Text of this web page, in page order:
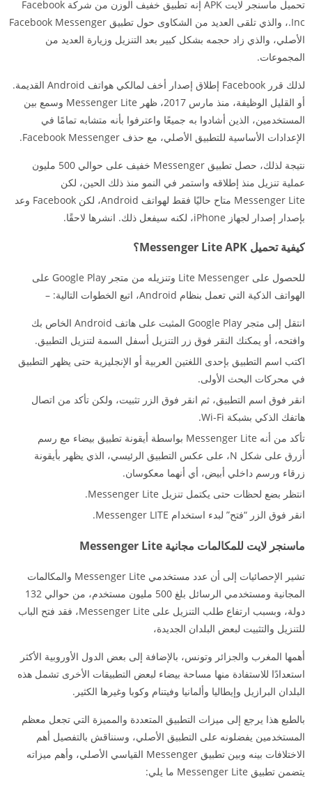
تحميل ماسنجر لايت APK إنه تطبيق خفيف الوزن من شركة Facebook
Inc.، والذي تلقى العديد من الشكاوى حول تطبيق Facebook Messenger
الأصلي، والذي زاد حجمه بشكل كبير بعد التنزيل وزيارة العديد من
المجموعات.
لذلك قرر Facebook إطلاق إصدار أخف لمالكي هواتف Android القديمة.
أو القليل الوظيفة، منذ مارس 2017، ظهر Messenger Lite وسمع بين
المستخدمين، الذين أشادوا به جميعًا واعترفوا بأنه متشابه تمامًا في
الإعدادات الأساسية للتطبيق الأصلي، مع حذف Facebook Messenger.
نتيجة لذلك، حصل تطبيق Messenger خفيف على حوالي 500 مليون
عملية تنزيل منذ إطلاقه واستمر في النمو منذ ذلك الحين، لكن
Messenger Lite متاح حاليًا فقط لهواتف Android، لكن Facebook وعد
بإصدار إصدار لجهاز iPhone، لكنه سيفعل ذلك. انشرها لاحقًا.
كيفية تحميل Messenger Lite APK؟
للحصول على Lite Messenger وتنزيله من متجر Google Play على
الهواتف الذكية التي تعمل بنظام Android، اتبع الخطوات التالية: –
انتقل إلى متجر Google Play المثبت على هاتف Android الخاص بك
وافتحه، أو يمكنك النقر فوق زر التنزيل أسفل السمة لتنزيل التطبيق.
اكتب اسم التطبيق بإحدى اللغتين العربية أو الإنجليزية حتى يظهر التطبيق
في محركات البحث الأولى.
انقر فوق اسم التطبيق، ثم انقر فوق الزر تثبيت، ولكن تأكد من اتصال
هاتفك الذكي بشبكة Wi-Fi.
تأكد من أنه Messenger Lite بواسطة أيقونة تطبيق بيضاء مع رسم
أزرق على شكل N، على عكس التطبيق الرئيسي، الذي يظهر بأيقونة
زرقاء ورسم داخلي أبيض، أي أنهما معكوسان.
انتظر بضع لحظات حتى يكتمل تنزيل Messenger Lite.
انقر فوق الزر “فتح” لبدء استخدام Messenger LITE.
ماسنجر لايت للمكالمات مجانية Messenger Lite
تشير الإحصائيات إلى أن عدد مستخدمي Messenger Lite والمكالمات
المجانية ومستخدمي الرسائل بلغ 500 مليون مستخدم، من حوالي 132
دولة، وبسبب ارتفاع طلب التنزيل على Messenger Lite، فقد فتح الباب
للتنزيل والتثبيت لبعض البلدان الجديدة،
أهمها المغرب والجزائر وتونس، بالإضافة إلى بعض الدول الأوروبية الأكثر
استعدادًا للاستفادة منها مساحة بيضاء لبعض التطبيقات الأخرى تشمل هذه
البلدان البرازيل وإيطاليا وألمانيا وفيتنام وكوبا وغيرها الكثير.
بالطبع هذا يرجع إلى ميزات التطبيق المتعددة والمميزة التي تجعل معظم
المستخدمين يفضلونه على التطبيق الأصلي، وسنناقش بالتفصيل أهم
الاختلافات بينه وبين تطبيق Messenger القياسي الأصلي، وأهم ميزاته
يتضمن تطبيق Messenger Lite ما يلي: